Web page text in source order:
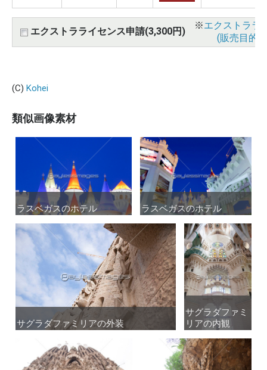
エクストラライセンス申請(3,300円)
※エクストララ
(販売目的
(C) Kohei
類似画像素材
ラスベガスのホテル
ラスベガスのホテル ラスベガスのホテル
ラスベガスのホテル
サグラダファミリアの外装
サグラダファミリアの外装
サグラダファミ
リアの内観
サグラダファミ
リアの内観